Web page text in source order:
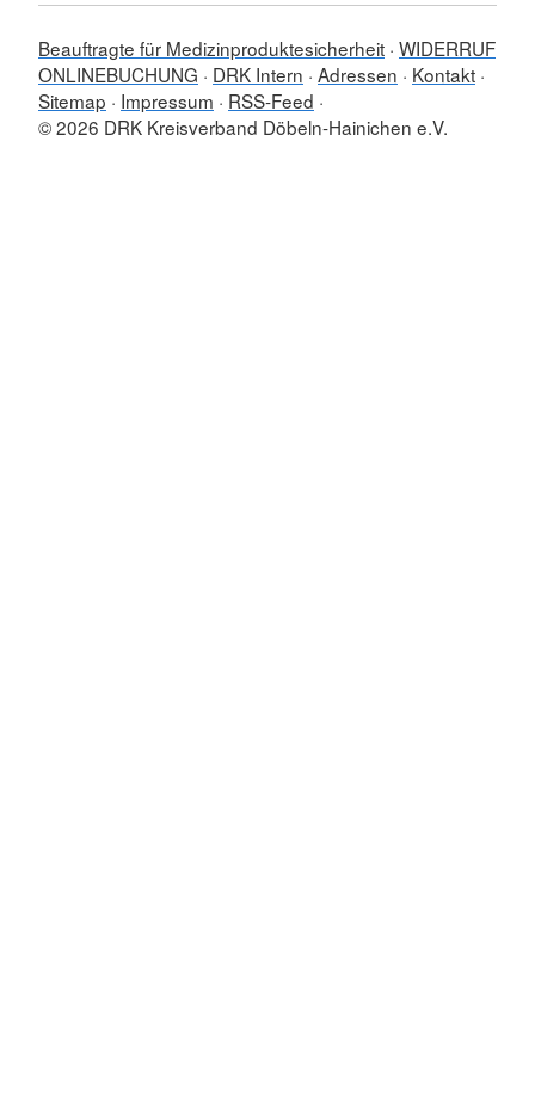
Beauftragte für Medizinproduktesicherheit WIDERRUF
ONLINEBUCHUNG
DRK Intern Adressen
Kontakt
Sitemap
Impressum
RSS-Feed
© 2026 DRK Kreisverband Döbeln-Hainichen e.V.